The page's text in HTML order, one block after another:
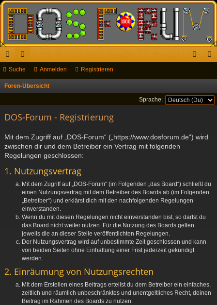
ch
ne
ug
or
en
el rie
Suche Anmelden Registrieren
Foren-Übersicht
u
Sprache:
DOS-Forum - Registrierung
Mit dem Zugriff auf „DOS-Forum“ („https://www.dosforum.de“) wird
zwischen dir und dem Betreiber ein Vertrag mit folgenden
Regelungen geschlossen:
1. Nutzungsvertrag
Mit dem Zugriff auf „DOS-Forum“ (im Folgenden „das Board“) schließt du
einen Nutzungsvertrag mit dem Betreiber des Boards ab (im Folgenden
„Betreiber“) und erklärst dich mit den nachfolgenden Regelungen
einverstanden.
Wenn du mit diesen Regelungen nicht einverstanden bist, so darfst du
das Board nicht weiter nutzen. Für die Nutzung des Boards gelten
jeweils die an dieser Stelle veröffentlichten Regelungen.
Der Nutzungsvertrag wird auf unbestimmte Zeit geschlossen und kann
von beiden Seiten ohne Einhaltung einer Frist jederzeit gekündigt
werden.
2. Einräumung von Nutzungsrechten
Mit dem Erstellen eines Beitrags erteilst du dem Betreiber ein einfaches,
zeitlich und räumlich unbeschränktes und unentgeltliches Recht, deinen
Beitrag im Rahmen des Boards zu nutzen.